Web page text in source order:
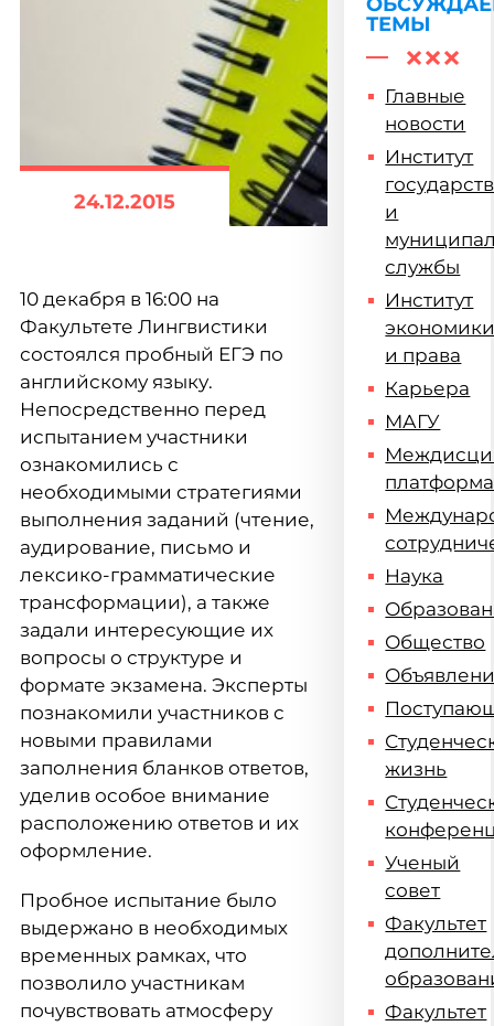
24.12.2015
10 декабря в 16:00 на
Факультете Лингвистики
состоялся пробный ЕГЭ по
английскому языку.
Непосредственно перед
испытанием участники
ознакомились с
необходимыми стратегиями
выполнения заданий (чтение,
аудирование, письмо и
лексико-грамматические
трансформации), а также
задали интересующие их
вопросы о структуре и
формате экзамена. Эксперты
познакомили участников с
новыми правилами
заполнения бланков ответов,
уделив особое внимание
расположению ответов и их
оформление.
Пробное испытание было
выдержано в необходимых
временных рамках, что
позволило участникам
почувствовать атмосферу
итоги
ТЕМЫ
Главные
новости
Институт
и
службы
Институт
и права
Карьера
МАГУ
платформа
Наука
Общество
жизнь
Ученый
совет
Факультет
Факультет